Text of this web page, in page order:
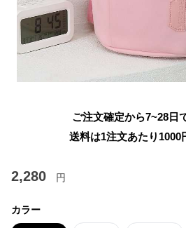
ご注文確定から7~28日
送料は1注文あたり 1000
2,280 円
カラー